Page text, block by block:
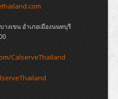
งเขน อำเภอเมืองนนทบุรี
CalserveThailand